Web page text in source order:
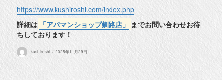
https://www.kushiroshi.com/index.php
詳細は 「アパマンショップ釧路店」
までお問い合わせお待
ちしております！
投
kushiroshi
投
2025年11月29日